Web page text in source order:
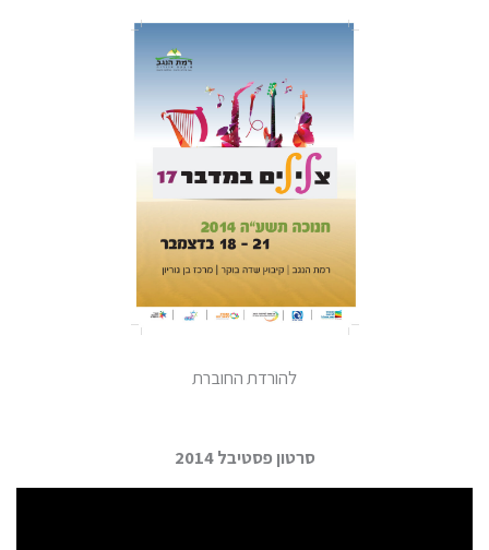
להורדת החוברת
סרטון פסטיבל 2014